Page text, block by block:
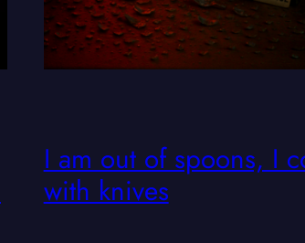
I am out of spoons, I
with knives